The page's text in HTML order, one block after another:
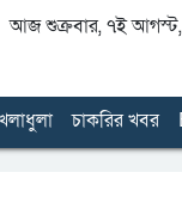
আজ শুক্রবার, ৭ই আগস্ট,
চাকরির খবর